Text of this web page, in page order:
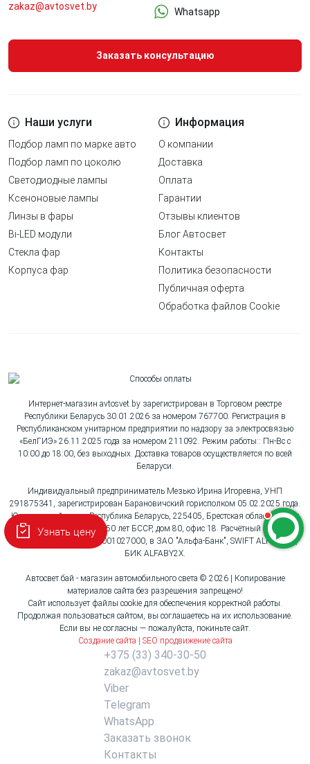
zakaz@avtosvet.by
Whatsapp
Заказать консультацию
Наши услуги
Подбор ламп по марке авто
Подбор ламп по цоколю
Светодиодные лампы
Ксеноновые лампы
Линзы в фары
Bi-LED модули
Стекла фар
Корпуса фар
Информация
О компании
Доставка
Оплата
Гарантии
Отзывы клиентов
Блог Автосвет
Контакты
Политика безопасности
Публичная оферта
Обработка файлов Cookie
Интернет-магазин avtosvet.by зарегистрирован в Торговом реестре
Республики Беларусь 30.01.2026 за номером 767700. Регистрация в
Республиканском унитарном предприятии по надзору за электросвязью
«БелГИЭ» 26.11.2025 года за номером 211092. Режим работы:: Пн-Вс с
10:00 до 18:00, без выходных. Доставка товаров осуществляется по всей
Беларуси.
Индивидуальный предприниматель Мезько Ирина Игоревна, УНП
291875341, зарегистрирован Барановичский горисполком 05.02.2025 года.
Юридический адрес: Республика Беларусь, 225405, Брестская область, город
Барановичи, улица 50 лет БССР, дом 80, офис 18. Расчётный счёт:
BY96ALFA30132G3621001027000, в ЗАО "Альфа-Банк", SWIFT ALFABY2X,
БИК ALFABY2X.
Автосвет.бай - магазин автомобильного света © 2026 | Копирование
материалов сайта без разрешения запрещено!
Сайт использует файлы cookie для обеспечения корректной работы.
Продолжая пользоваться сайтом, вы соглашаетесь на их использование.
Если вы не согласны — пожалуйста, покиньте сайт.
Создание сайта | SEO продвижение сайта
+375 (33) 340-30-50
zakaz@avtosvet.by
Viber
Telegram
WhatsApp
Заказать звонок
Контакты
Узнать цену